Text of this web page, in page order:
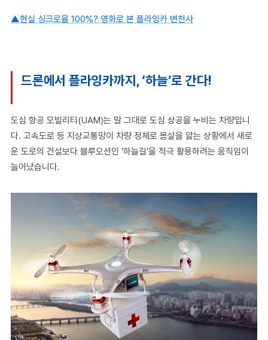
▲현실 싱크로율 100%? 영화로 본 플라잉카 변천사
드론에서 플라잉카까지, ‘하늘’로 간다!
도심 항공 모빌리티(UAM)는 말 그대로 도심 상공을 누비는 차량입니
다. 고속도로 등 지상교통망이 차량 정체로 몸살을 앓는 상황에서 새로
운 도로의 건설보다 블루오션인 ‘하늘길’을 적극 활용하려는 움직임이
늘어났습니다.